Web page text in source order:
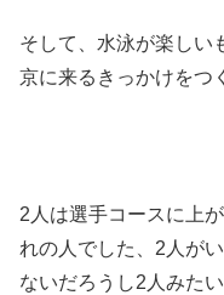
そして、水泳が楽しい
京に来るきっかけをつ
2人は選手コースに上
れの人でした、2人が
ないだろうし2人みた